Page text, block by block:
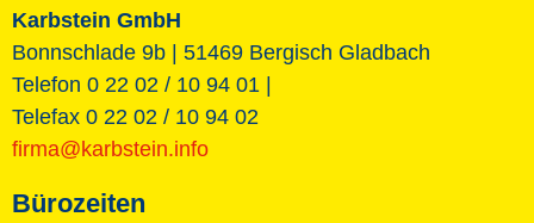
Karbstein GmbH
Bonnschlade 9b | 51469 Bergisch Gladbach
Telefon 0 22 02 / 10 94 01 |
Telefax 0 22 02 / 10 94 02
firma@karbstein.info
Bürozeiten